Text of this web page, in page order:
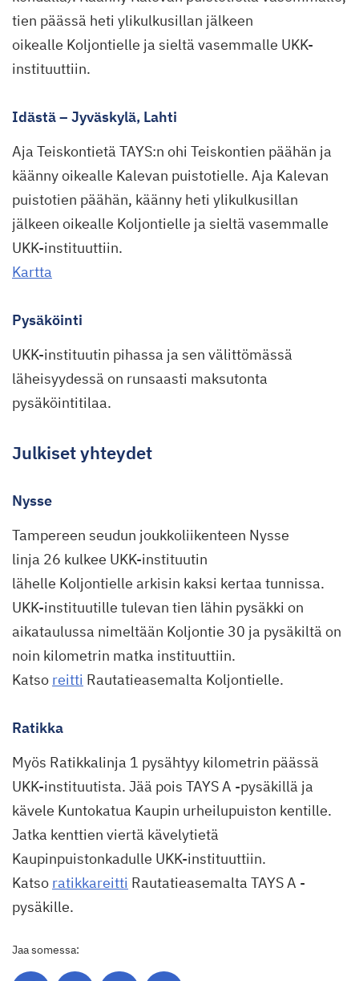
tien päässä heti ylikulkusillan jälkeen
oikealle Koljontielle ja sieltä vasemmalle UKK-
instituuttiin.
Idästä – Jyväskylä, Lahti
Aja Teiskontietä TAYS:n ohi Teiskontien päähän ja
käänny oikealle Kalevan puistotielle. Aja Kalevan
puistotien päähän, käänny heti ylikulkusillan
jälkeen oikealle Koljontielle ja sieltä vasemmalle
UKK-instituuttiin.
Kartta
Pysäköinti
UKK-instituutin pihassa ja sen välittömässä
läheisyydessä on runsaasti maksutonta
pysäköintitilaa.
Julkiset yhteydet
Nysse
Tampereen seudun joukkoliikenteen Nysse
linja 26 kulkee UKK-instituutin
lähelle Koljontielle arkisin kaksi kertaa tunnissa.
UKK-instituutille tulevan tien lähin pysäkki on
aikataulussa nimeltään Koljontie 30 ja pysäkiltä on
noin kilometrin matka instituuttiin.
Katso reitti Rautatieasemalta Koljontielle.
Ratikka
Myös Ratikkalinja 1 pysähtyy kilometrin päässä
UKK-instituutista. Jää pois TAYS A -pysäkillä ja
kävele Kuntokatua Kaupin urheilupuiston kentille.
Jatka kenttien viertä kävelytietä
Kaupinpuistonkadulle UKK-instituuttiin.
Katso ratikkareitti Rautatieasemalta TAYS A -
pysäkille.
Jaa somessa: